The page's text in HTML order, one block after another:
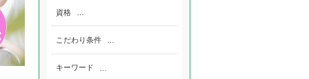
資格
こだわり条件
キーワード